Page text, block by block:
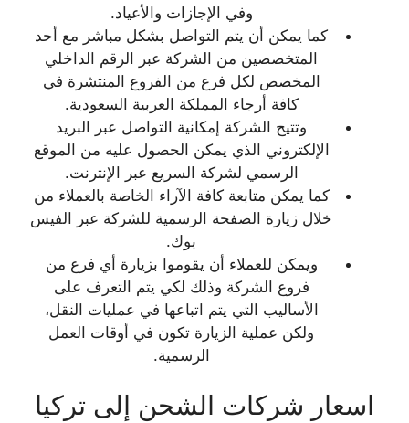
وفي الإجازات والأعياد.
كما يمكن أن يتم التواصل بشكل مباشر مع أحد
المتخصصين من الشركة عبر الرقم الداخلي
المخصص لكل فرع من الفروع المنتشرة في
كافة أرجاء المملكة العربية السعودية.
وتتيح الشركة إمكانية التواصل عبر البريد
الإلكتروني الذي يمكن الحصول عليه من الموقع
الرسمي لشركة السريع عبر الإنترنت.
كما يمكن متابعة كافة الآراء الخاصة بالعملاء من
خلال زيارة الصفحة الرسمية للشركة عبر الفيس
بوك.
ويمكن للعملاء أن يقوموا بزيارة أي فرع من
فروع الشركة وذلك لكي يتم التعرف على
الأساليب التي يتم اتباعها في عمليات النقل،
ولكن عملية الزيارة تكون في أوقات العمل
الرسمية.
اسعار شركات الشحن إلى تركيا